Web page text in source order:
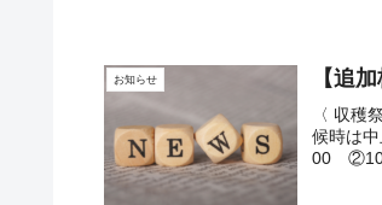
お知らせ 【追
〈 収穫
候時は
00 ②10